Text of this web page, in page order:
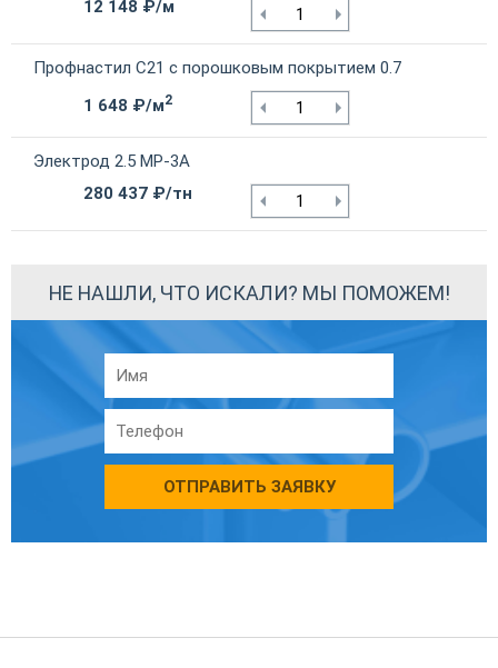
12 148 ₽/м
Профнастил С21 с порошковым покрытием 0.7
1 648 ₽/м2
Электрод 2.5 МР-3А
280 437 ₽/тн
НЕ НАШЛИ, ЧТО ИСКАЛИ? МЫ ПОМОЖЕМ!
ОТПРАВИТЬ ЗАЯВКУ